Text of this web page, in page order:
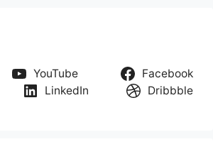
YouTube
Facebook
LinkedIn Dribbble